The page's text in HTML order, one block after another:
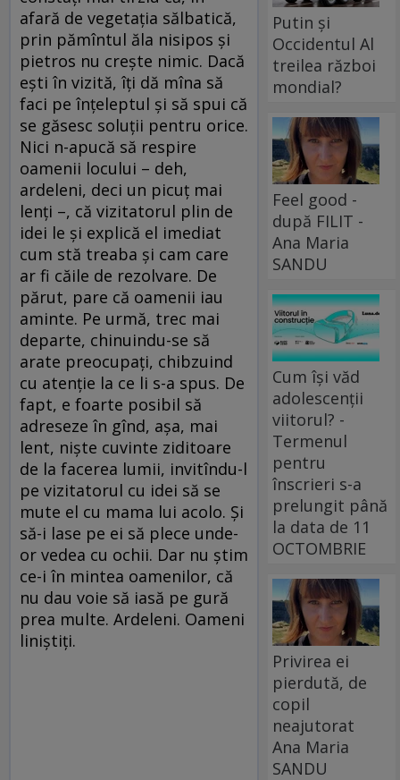
afară de vegetația sălbatică,
prin pămîntul ăla nisipos și
pietros nu crește nimic. Dacă
ești în vizită, îți dă mîna să
faci pe înțeleptul și să spui că
se găsesc soluții pentru orice.
Nici n-apucă să respire
oamenii locului – deh,
ardeleni, deci un picuț mai
lenți –, că vizitatorul plin de
idei le și explică el imediat
cum stă treaba și cam care
ar fi căile de rezolvare. De
părut, pare că oamenii iau
aminte. Pe urmă, trec mai
departe, chinuindu-se să
arate preocupați, chibzuind
cu atenție la ce li s-a spus. De
fapt, e foarte posibil să
adreseze în gînd, așa, mai
lent, niște cuvinte ziditoare
de la facerea lumii, invitîndu-l
pe vizitatorul cu idei să se
mute el cu mama lui acolo. Și
să-i lase pe ei să plece unde-
or vedea cu ochii. Dar nu știm
ce-i în mintea oamenilor, că
nu dau voie să iasă pe gură
prea multe. Ardeleni. Oameni
liniștiți.
Putin și
Occidentul Al
treilea război
mondial?
Feel good -
după FILIT -
Ana Maria
SANDU
Cum își văd
adolescenții
viitorul? -
Termenul
pentru
înscrieri s-a
prelungit până
la data de 11
OCTOMBRIE
Privirea ei
pierdută, de
copil
neajutorat
Ana Maria
SANDU